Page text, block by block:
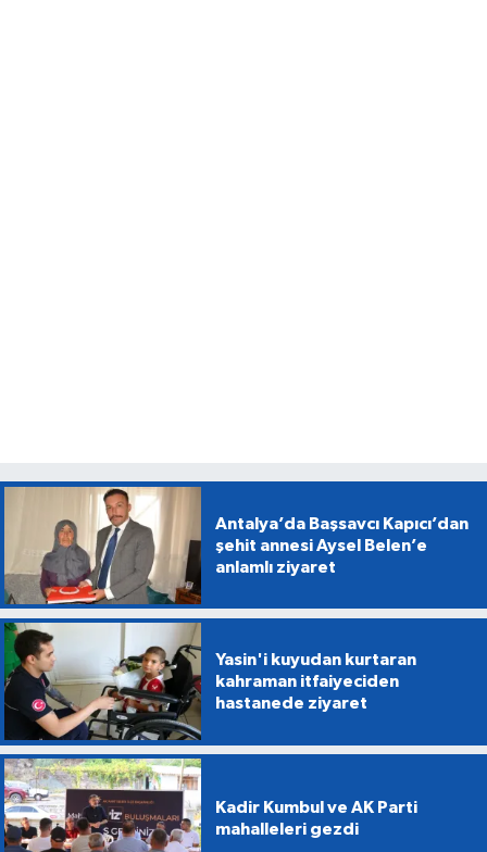
Antalya’da Başsavcı Kapıcı’dan
şehit annesi Aysel Belen’e
anlamlı ziyaret
Yasin'i kuyudan kurtaran
kahraman itfaiyeciden
hastanede ziyaret
Kadir Kumbul ve AK Parti
mahalleleri gezdi